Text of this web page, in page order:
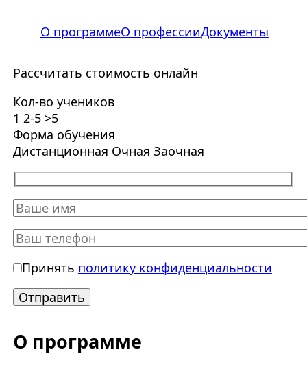
О программеО профессииДокументы
Рассчитать стоимость онлайн
Кол-во учеников
1 2-5 >5
Форма обучения
Дистанционная Очная Заочная
Принять политику конфиденциальности
О программе